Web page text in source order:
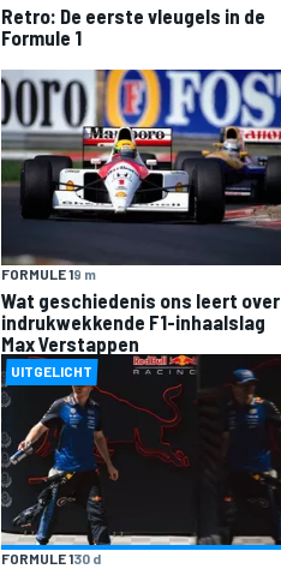
Retro: De eerste vleugels in de
Formule 1
FORMULE 19 m
Wat geschiedenis ons leert over
indrukwekkende F1-inhaalslag
Max Verstappen
UITGELICHT
FORMULE 130 d